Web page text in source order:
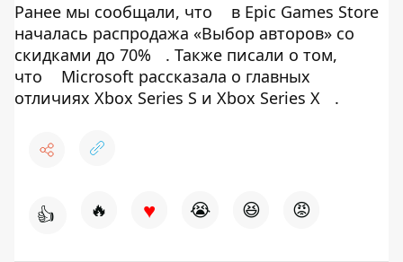
Ранее мы сообщали, что
в Epic Games Store
началась распродажа «Выбор авторов» со
скидками до 70%
. Также писали о том,
что
Microsoft рассказала о главных
отличиях Xbox Series S и Xbox Series X
.
👍 🔥 ♥ 😭 😆 😡